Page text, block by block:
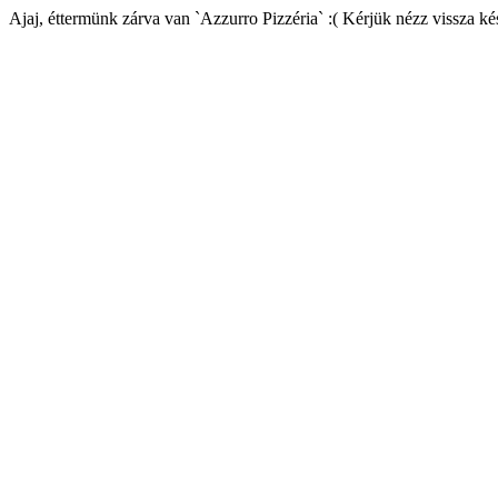
Ajaj, éttermünk zárva van `Azzurro Pizzéria` :( Kérjük nézz vissza